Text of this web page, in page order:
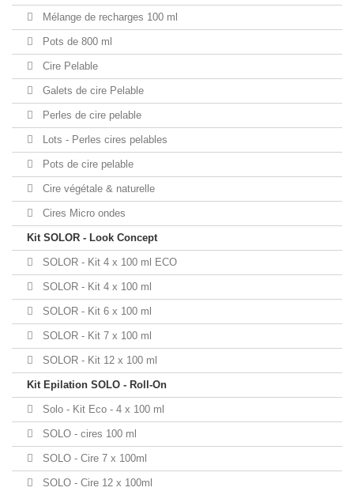
Mélange de recharges 100 ml
Pots de 800 ml
Cire Pelable
Galets de cire Pelable
Perles de cire pelable
Lots - Perles cires pelables
Pots de cire pelable
Cire végétale & naturelle
Cires Micro ondes
Kit SOLOR - Look Concept
SOLOR - Kit 4 x 100 ml ECO
SOLOR - Kit 4 x 100 ml
SOLOR - Kit 6 x 100 ml
SOLOR - Kit 7 x 100 ml
SOLOR - Kit 12 x 100 ml
Kit Epilation SOLO - Roll-On
Solo - Kit Eco - 4 x 100 ml
SOLO - cires 100 ml
SOLO - Cire 7 x 100ml
SOLO - Cire 12 x 100ml